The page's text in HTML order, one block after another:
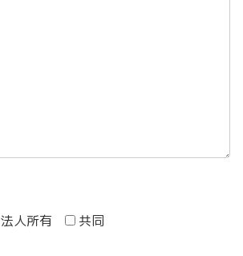
法人所有 共同